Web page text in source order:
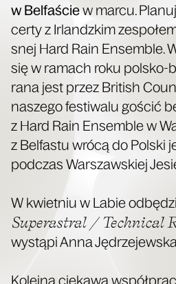
w Bel­fa­ściew mar­cu.
cer­ty z Irlandz­kim
snej Hard Rain Ensem­ble.
się w ramach roku pol­sko-
ra­na jest przez Bri­tish
nasze­go festi­wa­lu gościć
z Hard Rain Ensem­ble w
z Bel­fa­stu wró­cą do Pol­ski
pod­czas War­szaw­skiej
W kwiet­niu w Labie
Super­a­stral / Tech­ni­cal
wystą­pi Anna
Kolej­ną cie­ka­wą